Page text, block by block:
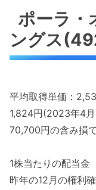
ポーラ・
ングス
平均取得単価：
1,824円(2023年4
70,700円の含み損で
1株当たりの配当金
昨年の12月の権利